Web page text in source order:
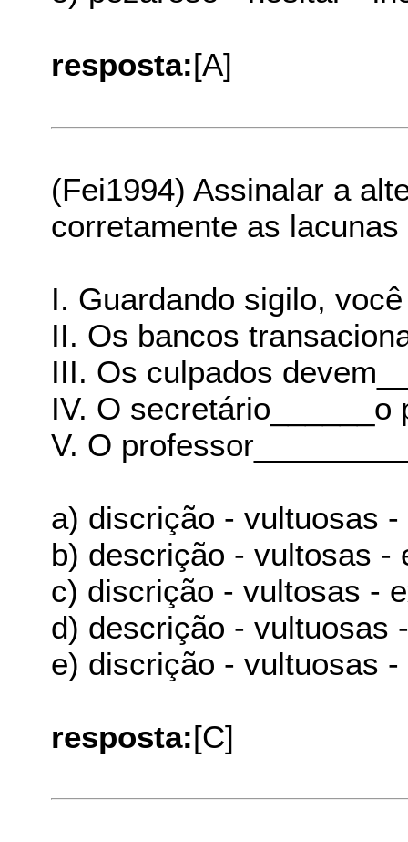
resposta:[A]
(Fei1994) Assinalar a
corretamente as
I. Guardando sigilo,
II. Os bancos
III. Os culpados
IV. O
V. O
a) discrição - vultuosas
b) descrição - vultosas -
c) discrição - vultosas -
d) descrição - vultuosas
e) discrição - vultuosas
resposta:[C]